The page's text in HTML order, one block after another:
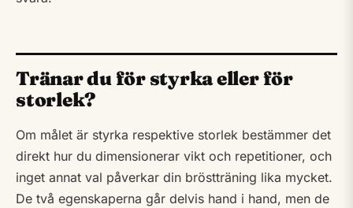
Tränar du för styrka eller för
storlek?
Om målet är styrka respektive storlek bestämmer det
direkt hur du dimensionerar vikt och repetitioner, och
inget annat val påverkar din bröstträning lika mycket.
De två egenskaperna går delvis hand i hand, men de